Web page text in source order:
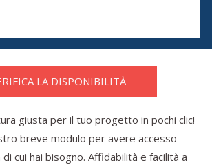
LA DISPONIBILITÀ
giusta per il tuo progetto in pochi clic!
breve modulo per avere accesso
cui hai bisogno. Affidabilità e facilità a